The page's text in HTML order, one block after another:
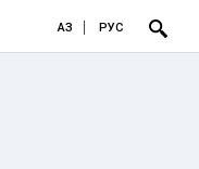
ҚАЗ РУС